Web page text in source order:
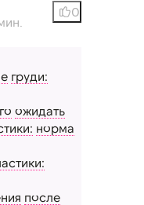
0
груди:
ожидать
норма
после